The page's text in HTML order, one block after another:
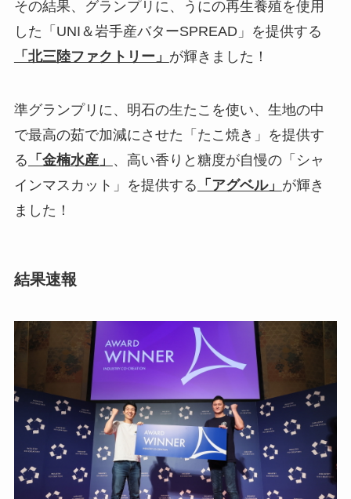
その結果、グランプリに、うにの再生養殖を使用
した「UNI＆岩手産バターSPREAD」を提供する
「北三陸ファクトリー」 が輝きました！
準グランプリに、明石の生たこを使い、生地の中
で最高の茹で加減にさせた「たこ焼き」を提供す
る 「金楠水産」 、高い香りと糖度が自慢の「シャ
インマスカット」を提供する 「アグベル」 が輝き
ました！
結果速報